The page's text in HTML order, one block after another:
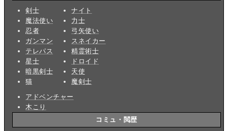
剣士
魔法使い
忍者
ガンマン
テレパス
星士
暗黒剣士
猫
ナイト
力士
弓矢使い
スネイカー
精霊術士
ドロイド
天使
魔剣士
アドベンチャー
木こり
コミュ・閲歴